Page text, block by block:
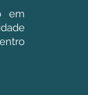
em